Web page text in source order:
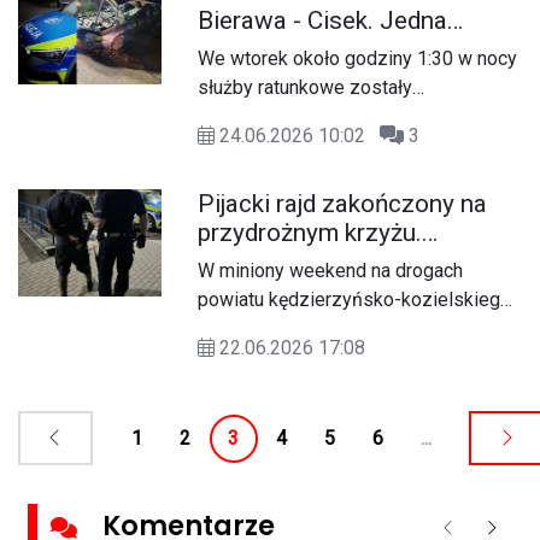
Bierawa - Cisek. Jedna
osoba trafiła do szpitala
We wtorek około godziny 1:30 w nocy
służby ratunkowe zostały
drogowego, do którego doszło na
interweniowała policja, straż pożarna
oraz pogotowie ratunkowe.
24.06.2026 10:02 3
Pijacki rajd zakończony na
przydrożnym krzyżu.
Kierowca miał aż 3 promile
W miniony weekend na drogach
powiatu kędzierzyńsko-kozielskiego
dwóch kierujących, którzy
pod wpływem alkoholu. Jeden z nich
swoją podróż zakończył na
został ujęty przez mieszkańca miasta,
22.06.2026 17:08
1 2 3 4 5 6 ...
Komentarze